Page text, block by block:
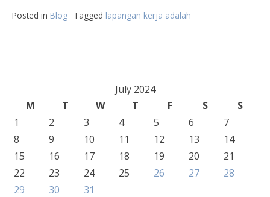
Posted in Blog Tagged lapangan kerja adalah
July 2024
M
T W T F S
S
1
2 3 4 5 6
7
8
9 10 11 12 13
14
15
16 17 18 19 20
21
22
23 24 25 26 27
28
29
30 31